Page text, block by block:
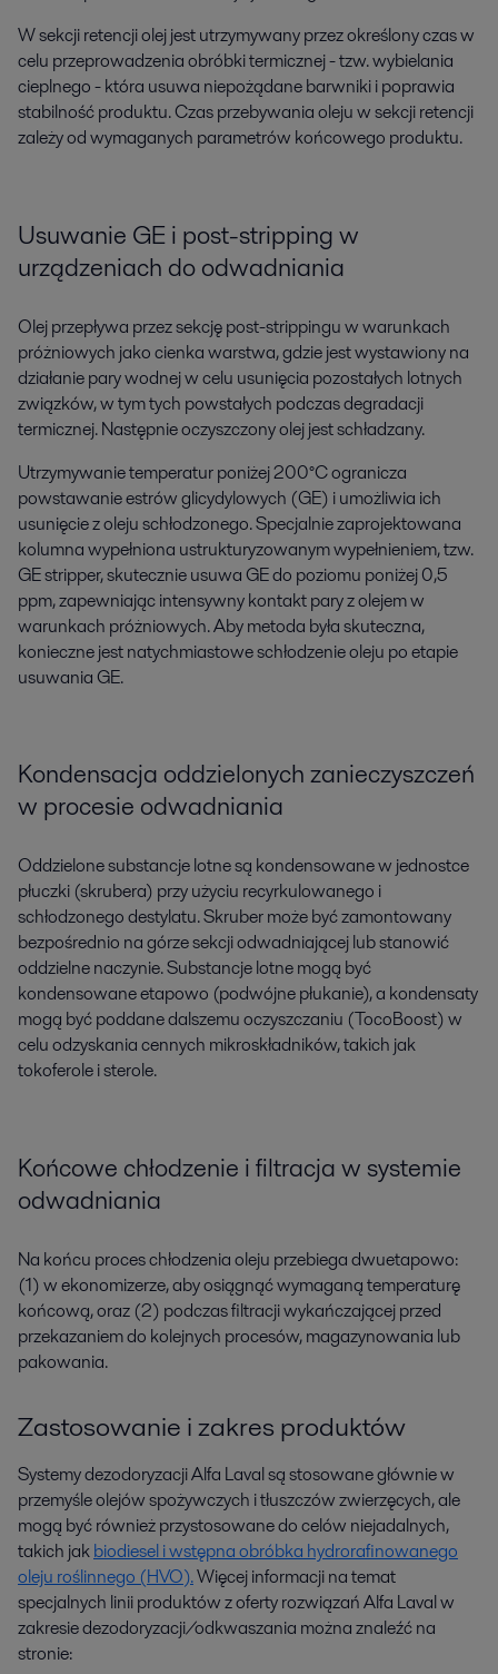
W sekcji retencji olej jest utrzymywany przez określony czas w
celu przeprowadzenia obróbki termicznej - tzw. wybielania
cieplnego - która usuwa niepożądane barwniki i poprawia
stabilność produktu. Czas przebywania oleju w sekcji retencji
zależy od wymaganych parametrów końcowego produktu.
Usuwanie GE i post-stripping w
urządzeniach do odwadniania
Olej przepływa przez sekcję post-strippingu w warunkach
próżniowych jako cienka warstwa, gdzie jest wystawiony na
działanie pary wodnej w celu usunięcia pozostałych lotnych
związków, w tym tych powstałych podczas degradacji
termicznej. Następnie oczyszczony olej jest schładzany.
Utrzymywanie temperatur poniżej 200°C ogranicza
powstawanie estrów glicydylowych (GE) i umożliwia ich
usunięcie z oleju schłodzonego. Specjalnie zaprojektowana
kolumna wypełniona ustrukturyzowanym wypełnieniem, tzw.
GE stripper, skutecznie usuwa GE do poziomu poniżej 0,5
ppm, zapewniając intensywny kontakt pary z olejem w
warunkach próżniowych. Aby metoda była skuteczna,
konieczne jest natychmiastowe schłodzenie oleju po etapie
usuwania GE.
Kondensacja oddzielonych zanieczyszczeń
w procesie odwadniania
Oddzielone substancje lotne są kondensowane w jednostce
płuczki (skrubera) przy użyciu recyrkulowanego i
schłodzonego destylatu. Skruber może być zamontowany
bezpośrednio na górze sekcji odwadniającej lub stanowić
oddzielne naczynie. Substancje lotne mogą być
kondensowane etapowo (podwójne płukanie), a kondensaty
mogą być poddane dalszemu oczyszczaniu (TocoBoost) w
celu odzyskania cennych mikroskładników, takich jak
tokoferole i sterole.
Końcowe chłodzenie i filtracja w systemie
odwadniania
Na końcu proces chłodzenia oleju przebiega dwuetapowo:
(1) w ekonomizerze, aby osiągnąć wymaganą temperaturę
końcową, oraz (2) podczas filtracji wykańczającej przed
przekazaniem do kolejnych procesów, magazynowania lub
pakowania.
Zastosowanie i zakres produktów
Systemy dezodoryzacji Alfa Laval są stosowane głównie w
przemyśle olejów spożywczych i tłuszczów zwierzęcych, ale
mogą być również przystosowane do celów niejadalnych,
takich jakbiodiesel i wstępna obróbka hydrorafinowanego
oleju roślinnego (HVO).Więcej informacji na temat
specjalnych linii produktów z oferty rozwiązań Alfa Laval w
zakresie dezodoryzacji/odkwaszania można znaleźć na
stronie: